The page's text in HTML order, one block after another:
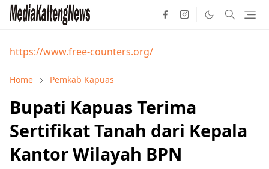
https://www.free-counters.org/
Home Pemkab Kapuas
Bupati Kapuas Terima
Sertifikat Tanah dari Kepala
Kantor Wilayah BPN